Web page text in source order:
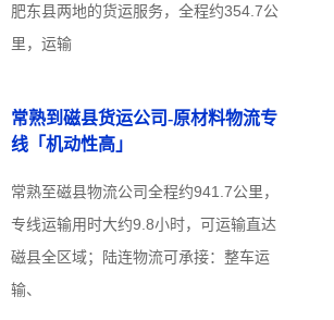
肥东县两地的货运服务，全程约354.7公
里，运输
常熟到磁县货运公司-原材料物流专
线「机动性高」
常熟至磁县物流公司全程约941.7公里，
专线运输用时大约9.8小时，可运输直达
磁县全区域；陆连物流可承接：整车运
输、